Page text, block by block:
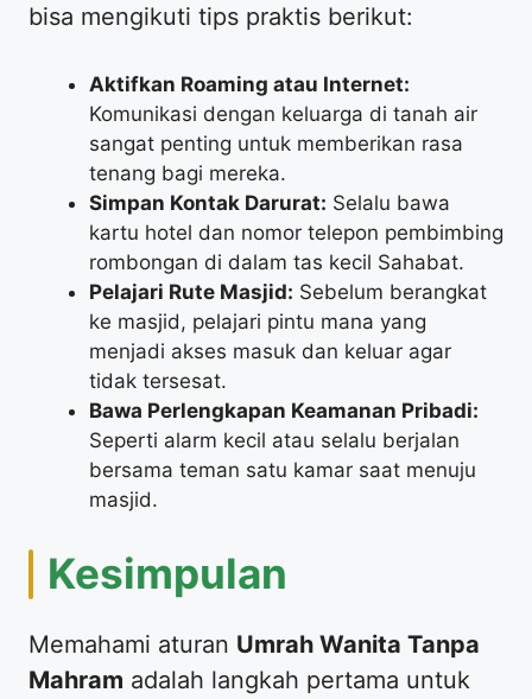
bisa mengikuti tips praktis berikut:
Aktifkan Roaming atau Internet:
Komunikasi dengan keluarga di tanah air
sangat penting untuk memberikan rasa
tenang bagi mereka.
Simpan Kontak Darurat: Selalu bawa
kartu hotel dan nomor telepon pembimbing
rombongan di dalam tas kecil Sahabat.
Pelajari Rute Masjid: Sebelum berangkat
ke masjid, pelajari pintu mana yang
menjadi akses masuk dan keluar agar
tidak tersesat.
Bawa Perlengkapan Keamanan Pribadi:
Seperti alarm kecil atau selalu berjalan
bersama teman satu kamar saat menuju
masjid.
​Kesimpulan
​Memahami aturan Umrah Wanita Tanpa
Mahram adalah langkah pertama untuk